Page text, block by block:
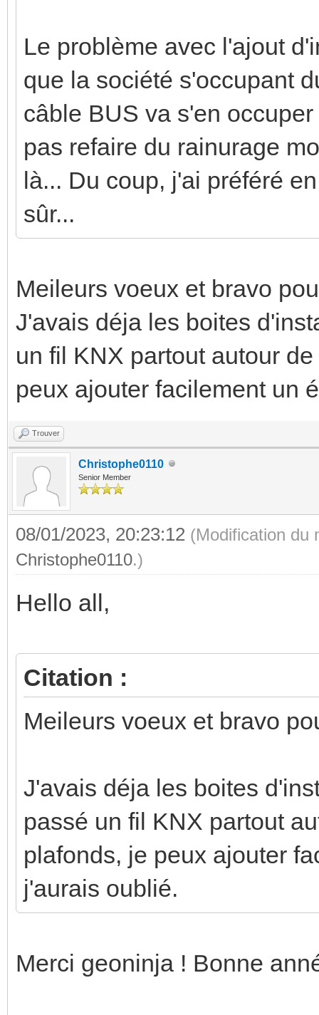
Le problème avec l'ajout
que la société s'occupant
câble BUS va s'en
pas refaire du rainurage
là... Du coup, j'ai préféré
sûr...
Meileurs voeux et bravo
J'avais déja les boites
un fil KNX partout autour
peux ajouter facilement un
Trouver
Christophe0110
Senior Member
08/01/2023, 20:23:12 (Modification du
Christophe0110.)
Hello all,
Citation :
Meileurs voeux et bravo
J'avais déja les boites
passé un fil KNX partout
plafonds, je peux ajouter
j'aurais oublié.
Merci geoninja ! Bonne